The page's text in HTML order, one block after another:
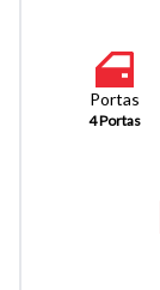
Portas
4 Portas